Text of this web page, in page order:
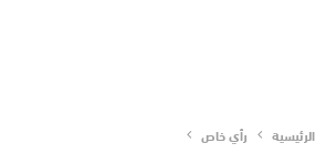
الرئيسية رأي خاص